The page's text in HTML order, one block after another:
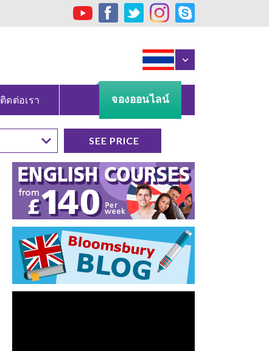
ติดต่อเรา จองออนไลน์